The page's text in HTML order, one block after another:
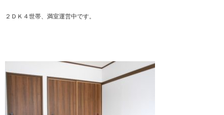
２ＤＫ４世帯、満室運営中です。